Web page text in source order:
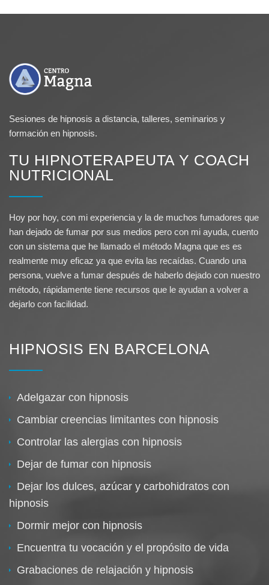
Sesiones de hipnosis a distancia, talleres, seminarios y
formación en hipnosis.
TU HIPNOTERAPEUTA Y COACH
NUTRICIONAL
Hoy por hoy, con mi experiencia y la de muchos fumadores que
han dejado de fumar por sus medios pero con mi ayuda, cuento
con un sistema que he llamado el método Magna que es es
realmente muy eficaz ya que evita las recaídas. Cuando una
persona, vuelve a fumar después de haberlo dejado con nuestro
método, rápidamente tiene recursos que le ayudan a volver a
dejarlo con facilidad.
HIPNOSIS EN BARCELONA
Adelgazar con hipnosis
Cambiar creencias limitantes con hipnosis
Controlar las alergias con hipnosis
Dejar de fumar con hipnosis
Dejar los dulces, azúcar y carbohidratos con
hipnosis
Dormir mejor con hipnosis
Encuentra tu vocación y el propósito de vida
Grabaciones de relajación y hipnosis